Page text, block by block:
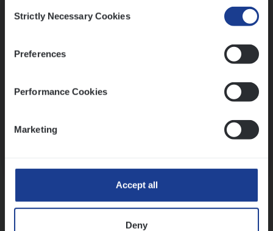
Selection
Strictly Necessary Cookies
Preferences
Performance Cookies
Marketing
Accept all
Deny